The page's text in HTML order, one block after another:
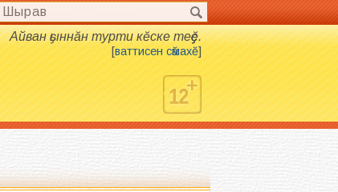
Айван ҫыннӑн турти кӗске теҫҫӗ.
[ваттисен сӑмахӗ]